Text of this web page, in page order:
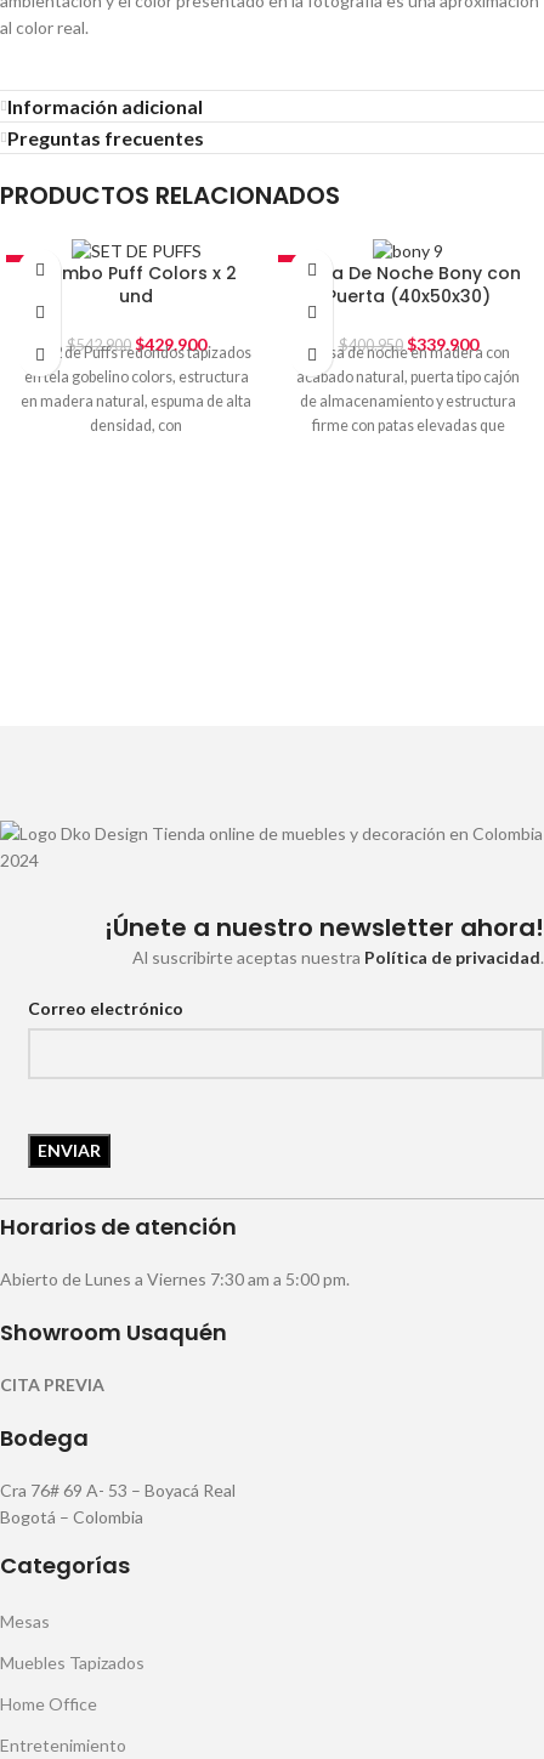
al color real.
Información adicional
Preguntas frecuentes
PRODUCTOS RELACIONADOS
-21%Combo Puff Colors x 2
und
$542.900 $429.900
Set x 2 de Puffs redondos tapizados
en tela gobelino colors, estructura
en madera natural, espuma de alta
densidad, con
-15%Mesa De Noche Bony con
Puerta (40x50x30)
$400.950 $339.900
Mesa de noche en madera con
acabado natural, puerta tipo cajón
de almacenamiento y estructura
firme con patas elevadas que
¡Únete a nuestro newsletter ahora!
Al suscribirte aceptas nuestra Política de privacidad.
Correo electrónico
Horarios de atención
Abierto de Lunes a Viernes 7:30 am a 5:00 pm.
Showroom Usaquén
CITA PREVIA
Bodega
Cra 76# 69 A- 53 – Boyacá Real
Bogotá – Colombia
Categorías
Mesas
Muebles Tapizados
Home Office
Entretenimiento